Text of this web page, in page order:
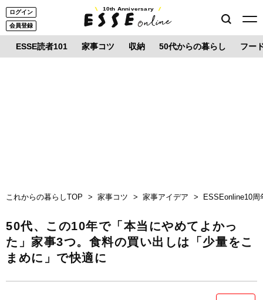
ログイン
会員登録
10th Anniversary
ESSE読者101 家事コツ 収納 50代からの暮らし フー
これからの暮らしTOP 家事コツ 家事アイデア ESSEonline10
50代、この10年で「本当にやめてよかっ
た」家事3つ。食料の買い出しは「少量をこ
まめに」で快適に